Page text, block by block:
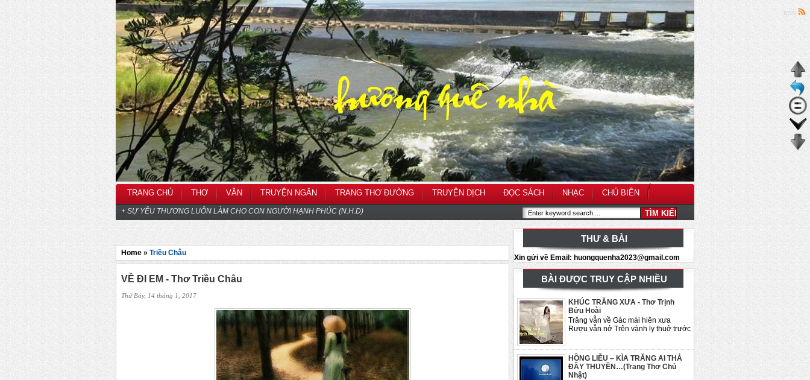
TRANG CHỦ THƠ VĂN TRUYỆN NGẮN TRANG THƠ ĐƯỜNG TRUYỆN DỊCH
/
ĐỌC SÁCH NHẠC CHỦ BIÊN
+ SỰ YÊU THƯƠNG LUÔN LÀM CHO CON NGƯỜI HẠNH PHÚC (N.H.D)
RSS
THƯ & BÀI
Xin gửi về Email: huongquenha2023@gmail.com
BÀI ĐƯỢC TRUY CẬP NHIỀU
KHÚC TRĂNG XƯA - Thơ Trịnh
Bửu Hoài
Trăng vẫn về Gác mái hiên xưa
Rượu vẫn nở Trên vành ly thuở trước
HỒNG LIỄU – KÌA TRĂNG AI THẢ
ĐẦY THUYỀN…(Trang Thơ Chủ
Nhật)
Home » Triều Châu
VỀ ĐI EM - Thơ Triều Châu
Thứ Bảy, 14 tháng 1, 2017